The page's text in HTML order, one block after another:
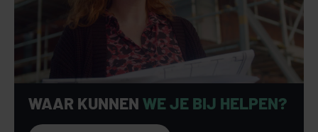
WAAR KUNNEN WE JE BIJ HELPEN?